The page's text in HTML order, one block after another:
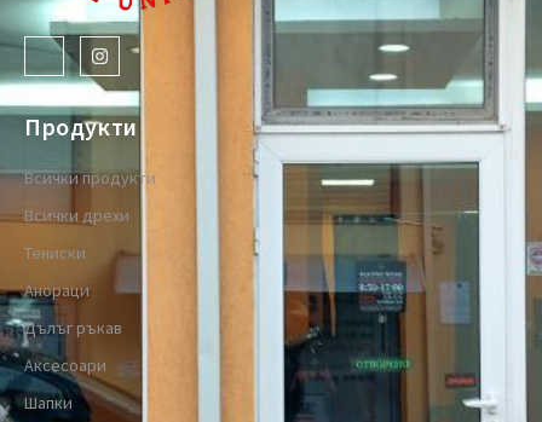
Продукти
Всички продукти
Всички дрехи
Тениски
Анораци
Дълъг ръкав
Аксесоари
Шапки